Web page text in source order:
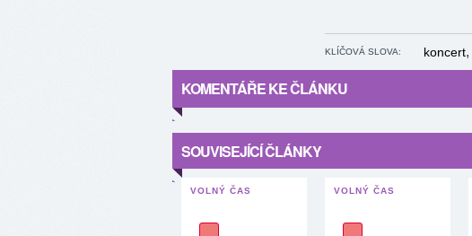
KLÍČOVÁ SLOVA: koncert,
KOMENTÁŘE KE ČLÁNKU
SOUVISEJÍCÍ ČLÁNKY
VOLNÝ ČAS VOLNÝ ČAS